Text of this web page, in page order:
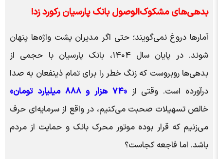
بدهی‌های مشکوک‌الوصول بانک پارسیان رکورد زد!
آمار‌ها دروغ نمی‌گویند؛ حتی اگر مدیران پشت واژه‌ها پنهان
شوند. در پایان سال ۱۴۰۴، بانک پارسیان با حجمی از
بدهی‌ها روبروست که زنگ خطر را برای تمام ذینفعان به صدا
درآورده است. وقتی از«۷۴ هزار و ۸۸۸ میلیارد تومان»
خالص تسهیلات صحبت می‌کنیم، در واقع از سرمایه‌ای حرف
می‌زنیم که قرار بوده موتور محرک بانک و حمایت از مردم
باشد. اما فاجعه کجاست؟